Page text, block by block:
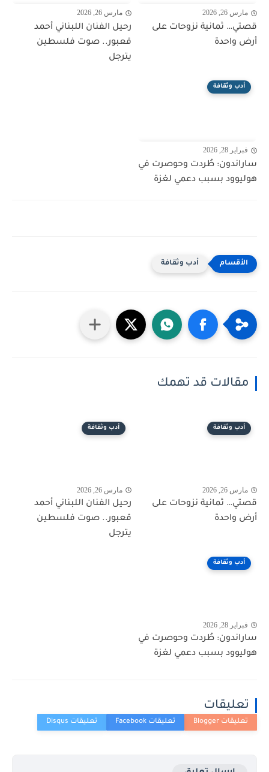
مارس 26, 2026
قصتي… ثمانية نزوحات على
أرض واحدة
مارس 26, 2026
رحيل الفنان اللبناني أحمد
قعبور.. صوت فلسطين
يترجل
أدب وثقافة
فبراير 28, 2026
ساراندون: طُردت وحوصرت في
هوليوود بسبب دعمي لغزة
أدب وثقافة
مقالات قد تهمك
أدب وثقافة
مارس 26, 2026
قصتي… ثمانية نزوحات على
أرض واحدة
أدب وثقافة
مارس 26, 2026
رحيل الفنان اللبناني أحمد
قعبور.. صوت فلسطين
يترجل
أدب وثقافة
فبراير 28, 2026
ساراندون: طُردت وحوصرت في
هوليوود بسبب دعمي لغزة
تعليقات